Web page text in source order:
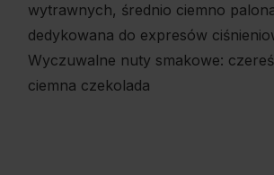
wytrawnych, średnio ciemno
dedykowana do expresów
Wyczuwalne nuty smakowe:
ciemna czekolada